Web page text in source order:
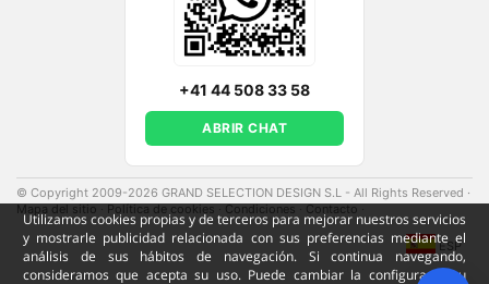
Utilizamos cookies propias y de terceros para mejorar nuestros servicios
y mostrarle publicidad relacionada con sus preferencias mediante el
análisis de sus hábitos de navegación. Si continua navegando,
consideramos que acepta su uso. Puede cambiar la configuración u
+41 44 508 33 58
ABRIR CHAT
© Copyright 2009-2026 GRAND SELECTION DESIGN S.L - All Rights Reserved ·
Mapa del sitio
Política de cookies Condiciones Contacto
ESP